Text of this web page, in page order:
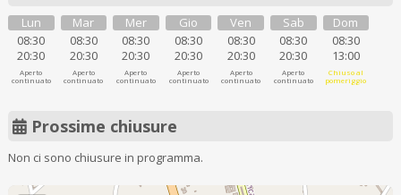
Lun
08:30
20:30
Aperto
continuato
Mar
08:30
20:30
Aperto
continuato
Mer
08:30
20:30
Aperto
continuato
Gio
08:30
20:30
Aperto
continuato
Ven
08:30
20:30
Aperto
continuato
Sab
08:30
20:30
Aperto
continuato
Dom
08:30
13:00
Chiuso al
pomeriggio
Prossime chiusure
Non ci sono chiusure in programma.